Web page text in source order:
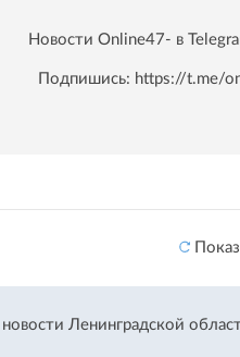
Новости Online47- в
Подпишись: https://t.me/
Ленинградской